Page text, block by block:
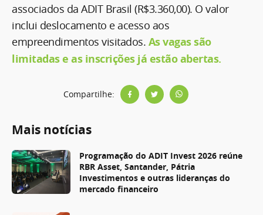
associados da ADIT Brasil (R$3.360,00). O valor
inclui deslocamento e acesso aos
empreendimentos visitados. As vagas são
limitadas e as inscrições já estão abertas.
Compartilhe:
Mais notícias
Programação do ADIT Invest 2026 reúne
RBR Asset, Santander, Pátria
Investimentos e outras lideranças do
mercado financeiro